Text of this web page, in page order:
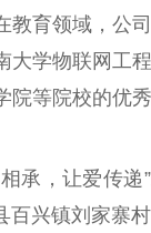
教育领域，公
大学物联网工
院等院校的优
承，让爱传递
百兴镇刘家寨